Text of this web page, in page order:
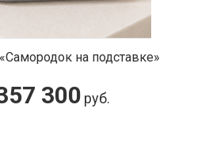
Тапочки "Кролик белый"
15 500